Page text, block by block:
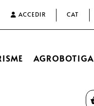
ACCEDIR CAT
AGROBOTIGA